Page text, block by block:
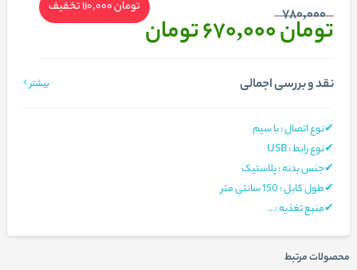
780,000
تومان 670,000 تومان
تومان 110,000 تخفیف
نقد و بررسی اجمالی بیشتر
✔نوع اتصال : با سیم
✔نوع رابط : USB
✔جنس بدنه : پلاستیک
✔طول کابل : 150 سانتی متر
✔منبع تغذیه :...
محصولات مرتبط